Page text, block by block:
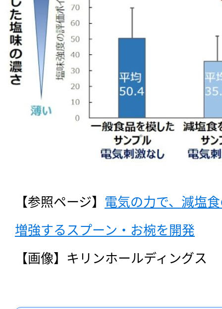
【参照ページ】 電気の力で、減塩
増強するスプーン・お椀を開発
【画像】キリンホールディングス